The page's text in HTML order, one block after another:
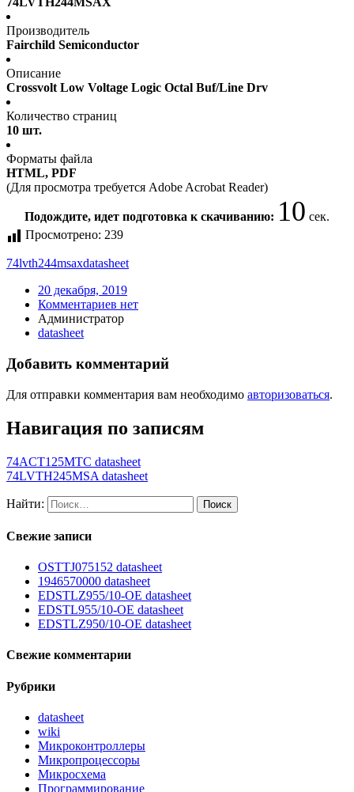
Производитель
Fairchild Semiconductor
Описание
Crossvolt Low Voltage Logic Octal Buf/Line Drv
Количество страниц
10 шт.
Форматы файла
HTML, PDF
(Для просмотра требуется Adobe Acrobat Reader)
Подождите, идет подготовка к скачиванию:9сек.
Просмотрено: 239
74lvth244msaxdatasheet
20 декабря, 2019
Комментариев нет
Администратор
datasheet
Добавить комментарий
Для отправки комментария вам необходимо авторизоваться.
Навигация по записям
74ACT125MTC datasheet
74LVTH245MSA datasheet
Найти:
Свежие записи
OSTTJ075152 datasheet
1946570000 datasheet
EDSTLZ955/10-OE datasheet
EDSTL955/10-OE datasheet
EDSTLZ950/10-OE datasheet
Свежие комментарии
Рубрики
datasheet
wiki
Микроконтроллеры
Микропроцессоры
Микросхема
Программирование